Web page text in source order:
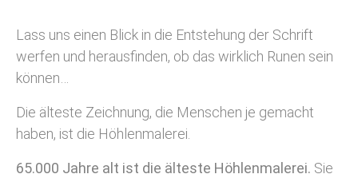
Lass uns einen Blick in die Entstehung der Schrift
werfen und herausfinden, ob das wirklich Runen sein
können…
Die älteste Zeichnung, die Menschen je gemacht
haben, ist die Höhlenmalerei.
65.000 Jahre alt ist die älteste Höhlenmalerei. Sie